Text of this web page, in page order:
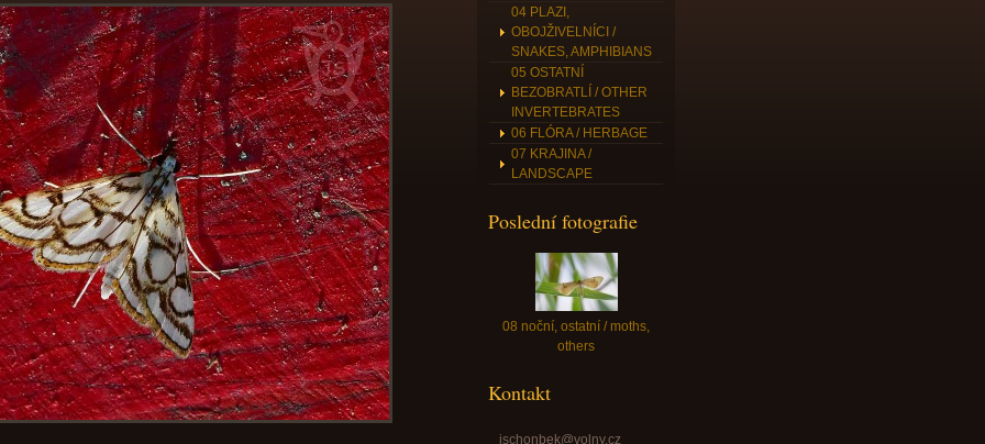
04 PLAZI,
OBOJŽIVELNÍCI /
SNAKES, AMPHIBIANS
05 OSTATNÍ
BEZOBRATLÍ / OTHER
INVERTEBRATES
06 FLÓRA / HERBAGE
07 KRAJINA /
LANDSCAPE
Poslední fotografie
08 noční, ostatní / moths,
others
Kontakt
jschonbek@volny.cz